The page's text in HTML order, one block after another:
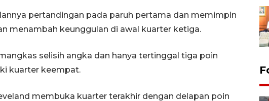
pertandingan pada paruh pertama dan memimpin
menambah keunggulan di awal kuarter ketiga.
selisih angka dan hanya tertinggal tiga poin
kuarter keempat.
membuka kuarter terakhir dengan delapan poin
5 Agustus 2026 22:18